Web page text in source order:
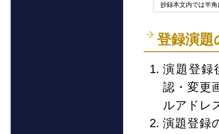
抄録本文内では半
登録演題
演題登録
認・変更
ルアドレ
演題登録